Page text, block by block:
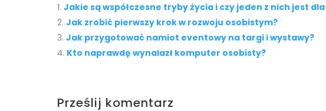
Jakie są współczesne tryby życia i czy jeden z nich jest
Jak zrobić pierwszy krok w rozwoju osobistym?
Jak przygotować namiot eventowy na targi i wystawy?
Kto naprawdę wynalazł komputer osobisty?
Prześlij komentarz